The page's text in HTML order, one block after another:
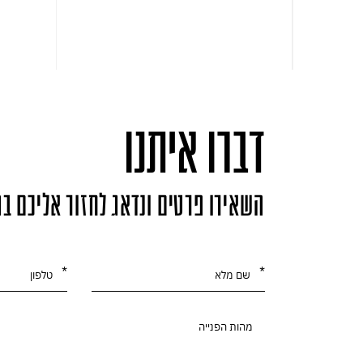
דברו איתנו
השאירו פרטים ונדאג לחזור אליכם